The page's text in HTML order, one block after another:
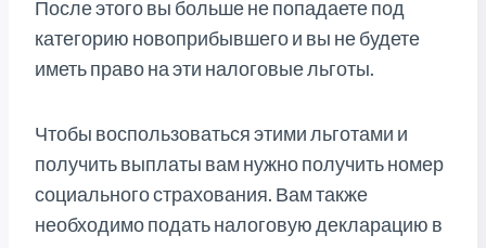
После этого вы больше не попадаете под
категорию новоприбывшего и вы не будете
иметь право на эти налоговые льготы.
Чтобы воспользоваться этими льготами и
получить выплаты вам нужно получить номер
социального страхования. Вам также
необходимо подать налоговую декларацию в